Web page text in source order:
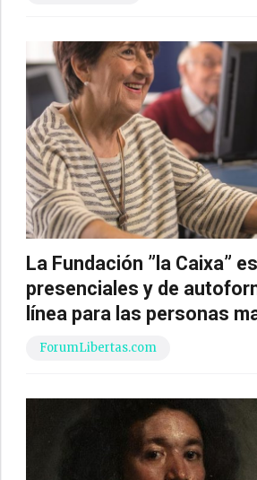
La Fundación ”la Caixa”
presenciales y de
línea para las personas
ForumLibertas.com